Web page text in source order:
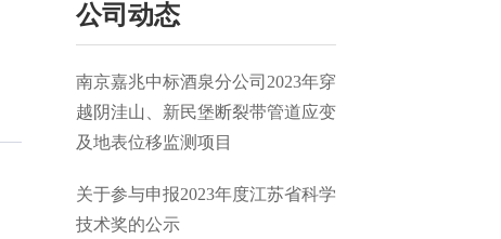
公司动态
南京嘉兆中标酒泉分公司2023年穿
越阴洼山、新民堡断裂带管道应变
及地表位移监测项目
关于参与申报2023年度江苏省科学
技术奖的公示